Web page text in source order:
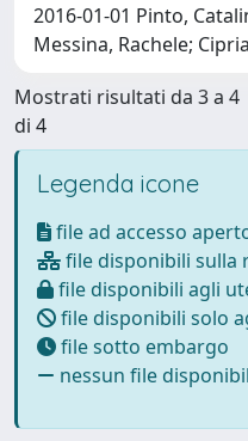
2016-01-01 Pinto,
Messina, Rachele;
Mostrati risultati da 3 a 4
di 4
Legenda icone
file ad accesso
file disponibili sulla
file disponibili agli
file disponibili solo
file sotto embargo
nessun file